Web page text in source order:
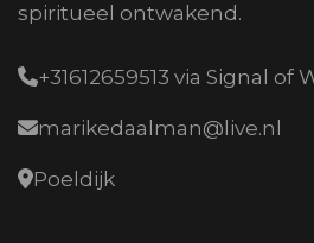
spiritueel ontwakend.
+31612659513 via Signal of
marikedaalman@live.nl
Poeldijk